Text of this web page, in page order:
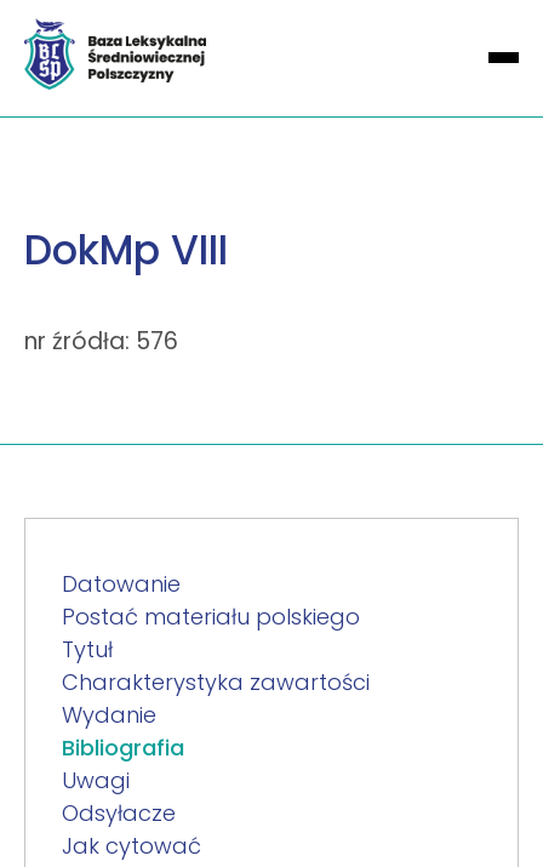
DokMp VIII
nr źródła: 576
Datowanie
Postać materiału polskiego
Tytuł
Charakterystyka zawartości
Wydanie
Bibliografia
Uwagi
Odsyłacze
Jak cytować